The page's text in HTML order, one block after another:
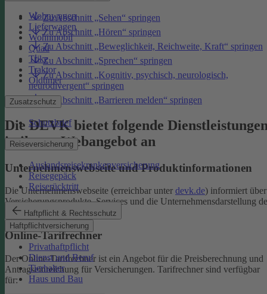
Wohnwagen
Lieferwagen
Wohnmobil
Quad
Trike
Traktor
Oldtimer
Zusatzschutz
Schutzbrief
Reiseversicherung
Auslandsreisekrankenversicherung
Reisegepäck
Reiserücktritt
Haftpflicht & Rechtsschutz
Haftpflichtversicherung
Privathaftpflicht
Dienst und Beruf
Tierhalter
Haus und Bau
Zu Abschnitt „Sehen“ springen
Zu Abschnitt „Hören“ springen
Zu Abschnitt „Beweglichkeit, Reichweite, Kraft“ springen
Zu Abschnitt „Sprechen“ springen
Zu Abschnitt „Kognitiv, psychisch, neurologisch,
neurodivergent“ springen
Zu Abschnitt „Barrieren melden“ springen
Die DEVK bietet folgende
in ihrem Webangebot an
Unternehmenswebseite und Produktinformationen
Die Unternehmenswebseite (erreichbar unter devk.de) informiert über
Versicherungsprodukte, Services und die Unternehmensdarstellung
DEVK.
Online-Tarifrechner
Der Online-Tarifrechner ist ein Angebot für die Preisberechnung und
Antragseinreichung für Versicherungen. Tarifrechner sind verfügbar
für: